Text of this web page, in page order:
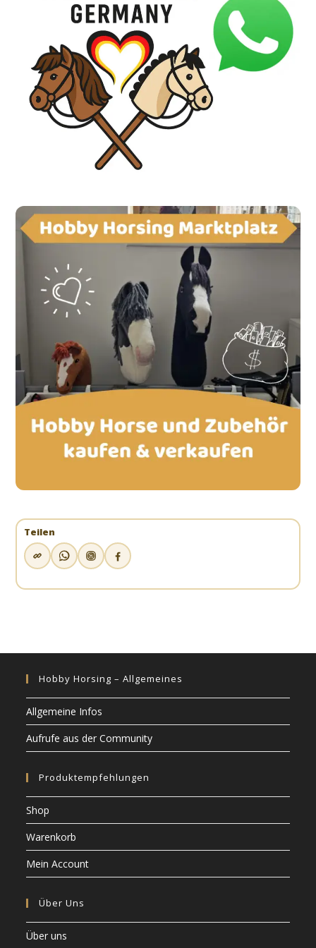
Teilen
Hobby Horsing – Allgemeines
Allgemeine Infos
Aufrufe aus der Community
Produktempfehlungen
Shop
Warenkorb
Mein Account
Über Uns
Über uns